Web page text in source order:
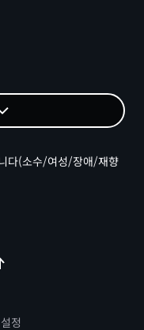
다(소수/여성/장애/재향
정